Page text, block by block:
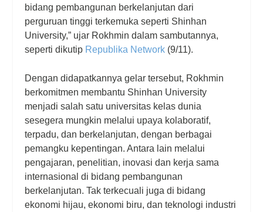
bidang pembangunan berkelanjutan dari
perguruan tinggi terkemuka seperti Shinhan
University,” ujar Rokhmin dalam sambutannya,
seperti dikutip Republika Network (9/11).
Dengan didapatkannya gelar tersebut, Rokhmin
berkomitmen membantu Shinhan University
menjadi salah satu universitas kelas dunia
sesegera mungkin melalui upaya kolaboratif,
terpadu, dan berkelanjutan, dengan berbagai
pemangku kepentingan. Antara lain melalui
pengajaran, penelitian, inovasi dan kerja sama
internasional di bidang pembangunan
berkelanjutan. Tak terkecuali juga di bidang
ekonomi hijau, ekonomi biru, dan teknologi industri